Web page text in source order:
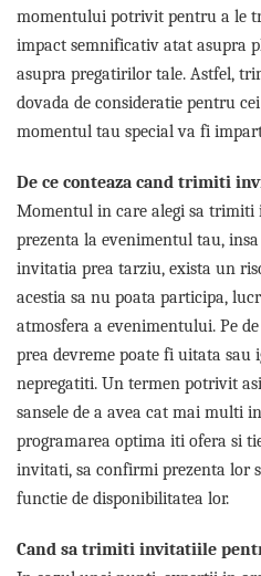
momentului potrivit pentru a le
impact semnificativ atat asupra
asupra pregatirilor tale. Astfel,
dovada de consideratie pentru
momentul tau special va fi
De ce conteaza cand trimiti
Momentul in care alegi sa
prezenta la evenimentul tau,
invitatia prea tarziu, exista un
acestia sa nu poata participa,
atmosfera a evenimentului. Pe
prea devreme poate fi uitata
nepregatiti. Un termen potrivit
sansele de a avea cat mai multi
programarea optima iti ofera si
invitati, sa confirmi prezenta lor
functie de disponibilitatea lor.
Cand sa trimiti invitatiile